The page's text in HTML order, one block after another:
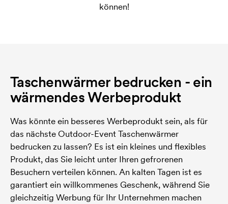
können!
Taschenwärmer bedrucken - ein
wärmendes Werbeprodukt
Was könnte ein besseres Werbeprodukt sein, als für
das nächste Outdoor-Event Taschenwärmer
bedrucken zu lassen? Es ist ein kleines und flexibles
Produkt, das Sie leicht unter Ihren gefrorenen
Besuchern verteilen können. An kalten Tagen ist es
garantiert ein willkommenes Geschenk, während Sie
gleichzeitig Werbung für Ihr Unternehmen machen